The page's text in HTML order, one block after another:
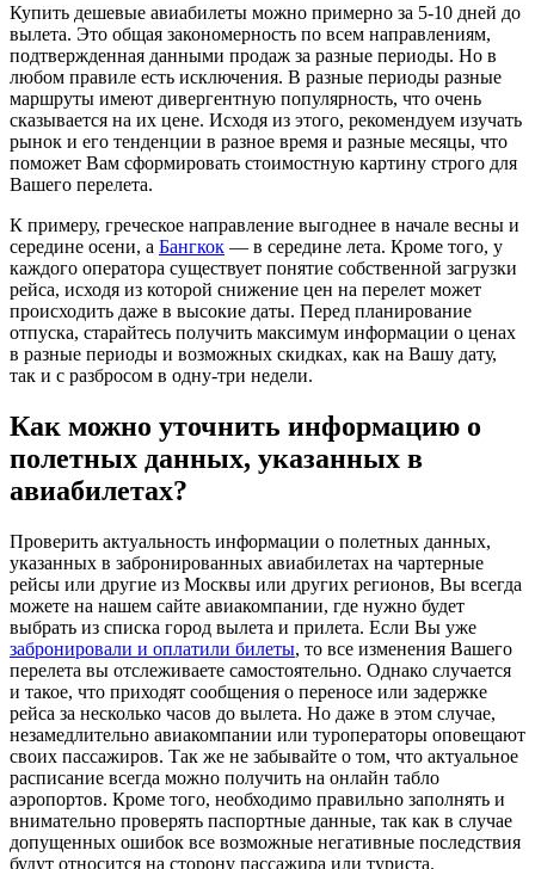
Купить дешевые авиабилеты можно примерно за 5-10 дней до
вылета. Это общая закономерность по всем направлениям,
подтвержденная данными продаж за разные периоды. Но в
любом правиле есть исключения. В разные периоды разные
маршруты имеют дивергентную популярность, что очень
сказывается на их цене. Исходя из этого, рекомендуем изучать
рынок и его тенденции в разное время и разные месяцы, что
поможет Вам сформировать стоимостную картину строго для
Вашего перелета.
К примеру, греческое направление выгоднее в начале весны и
середине осени, а Бангкок — в середине лета. Кроме того, у
каждого оператора существует понятие собственной загрузки
рейса, исходя из которой снижение цен на перелет может
происходить даже в высокие даты. Перед планирование
отпуска, старайтесь получить максимум информации о ценах
в разные периоды и возможных скидках, как на Вашу дату,
так и с разбросом в одну-три недели.
Как можно уточнить информацию о
полетных данных, указанных в
авиабилетах?
Проверить актуальность информации о полетных данных,
указанных в забронированных авиабилетах на чартерные
рейсы или другие из Москвы или других регионов, Вы всегда
можете на нашем сайте авиакомпании, где нужно будет
выбрать из списка город вылета и прилета. Если Вы уже
забронировали и оплатили билеты, то все изменения Вашего
перелета вы отслеживаете самостоятельно. Однако случается
и такое, что приходят сообщения о переносе или задержке
рейса за несколько часов до вылета. Но даже в этом случае,
незамедлительно авиакомпании или туроператоры оповещают
своих пассажиров. Так же не забывайте о том, что актуальное
расписание всегда можно получить на онлайн табло
аэропортов. Кроме того, необходимо правильно заполнять и
внимательно проверять паспортные данные, так как в случае
допущенных ошибок все возможные негативные последствия
будут относится на сторону пассажира или туриста.